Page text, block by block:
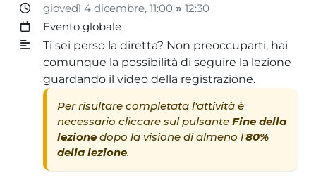
giovedì 4 dicembre, 11:00» 12:30
Evento globale
Ti sei perso la diretta? Non preoccuparti, hai
comunque la possibilità di seguire la lezione
guardando il video della registrazione.
Per risultare completata l'attività è
necessario cliccare sul pulsanteFine della
lezione dopo la visione di almeno l'80%
della lezione.